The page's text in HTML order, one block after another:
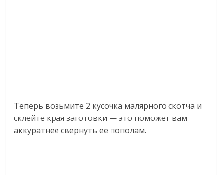
Теперь возьмите 2 кусочка малярного скотча и
склейте края заготовки — это поможет вам
аккуратнее свернуть ее пополам.